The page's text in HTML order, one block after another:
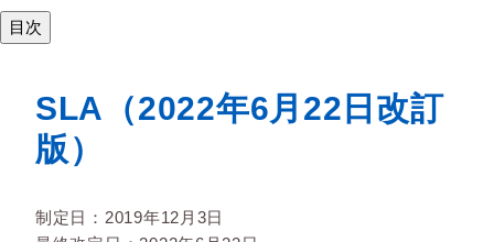
目次
SLA（2022年6月22日改訂
版）
制定日：2019年12月3日